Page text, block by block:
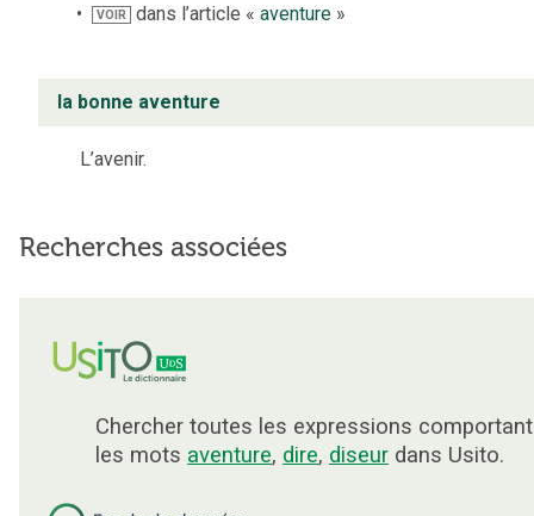
VOIR dans l’article «aventure »
la bonne aventure
L’avenir.
Recherches associées
Chercher toutes les expressions comportant
les mots aventure, dire, diseur dans Usito.